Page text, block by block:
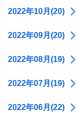
2022年10月(20)
2022年09月(20)
2022年08月(19)
2022年07月(19)
2022年06月(22)